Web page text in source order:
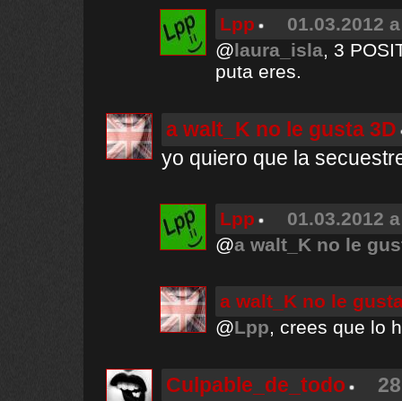
Lpp
01.03.2012
@laura_isla, 3
puta eres.
a walt_K no le gusta 3D
yo quiero que la
Lpp
01.03.2012
@a walt_K no le
a walt_K no le
@Lpp, crees que lo
Culpable_de_todo